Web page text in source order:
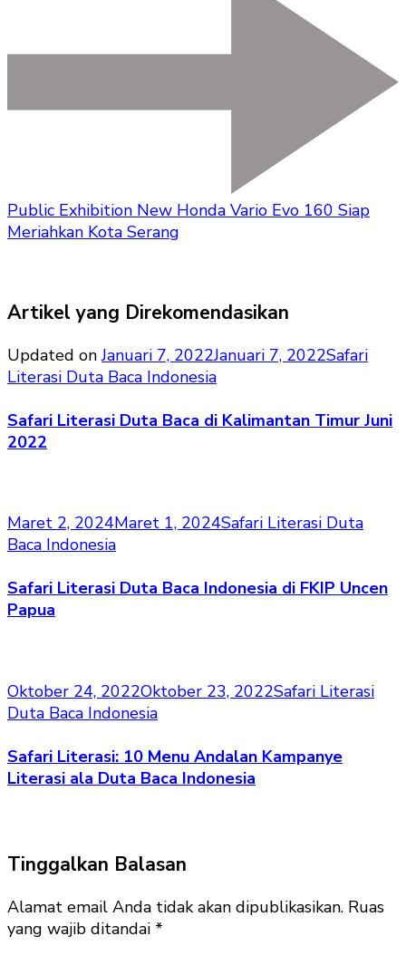
Public Exhibition New Honda Vario Evo 160 Siap
Meriahkan Kota Serang
Artikel yang Direkomendasikan
Updated onJanuari 7, 2022Januari 7, 2022Safari
Literasi Duta Baca Indonesia
Safari Literasi Duta Baca di Kalimantan Timur Juni
2022
Maret 2, 2024Maret 1, 2024Safari Literasi Duta
Baca Indonesia
Safari Literasi Duta Baca Indonesia di FKIP Uncen
Papua
Oktober 24, 2022Oktober 23, 2022Safari Literasi
Duta Baca Indonesia
Safari Literasi: 10 Menu Andalan Kampanye
Literasi ala Duta Baca Indonesia
Tinggalkan Balasan
Alamat email Anda tidak akan dipublikasikan. Ruas
yang wajib ditandai *